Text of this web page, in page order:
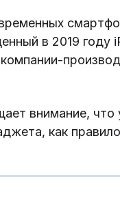
в 2019 году
внимание, что
как